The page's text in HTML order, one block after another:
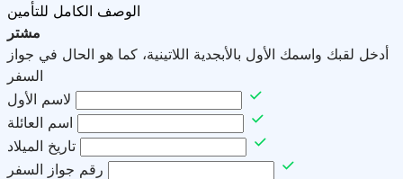
الوصف الكامل للتأمين
مشتر
أدخل لقبك واسمك الأول بالأبجدية اللاتينية، كما هو الحال في جواز
السفر
لاسم الأول
اسم العائلة
تاريخ الميلاد
رقم جواز السفر